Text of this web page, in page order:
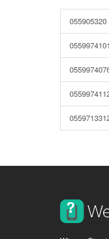
055905320
0559974101